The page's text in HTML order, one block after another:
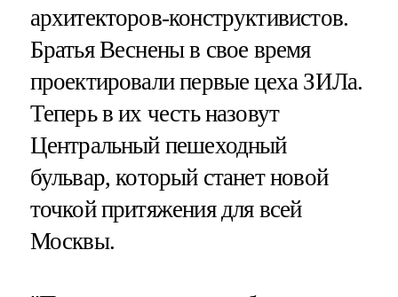
архитекторов-конструктивистов.
Братья Веснены в свое время
проектировали первые цеха ЗИЛа.
Теперь в их честь назовут
Центральный пешеходный
бульвар, который станет новой
точкой притяжения для всей
Москвы.